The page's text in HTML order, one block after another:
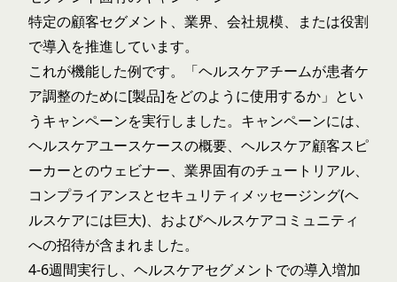
特定の顧客セグメント、業界、会社規模、または役割
で導入を推進しています。
これが機能した例です。「ヘルスケアチームが患者ケ
ア調整のために[製品]をどのように使用するか」とい
うキャンペーンを実行しました。キャンペーンには、
ヘルスケアユースケースの概要、ヘルスケア顧客スピ
ーカーとのウェビナー、業界固有のチュートリアル、
コンプライアンスとセキュリティメッセージング(ヘ
ルスケアには巨大)、およびヘルスケアコミュニティ
への招待が含まれました。
4-6週間実行し、ヘルスケアセグメントでの導入増加